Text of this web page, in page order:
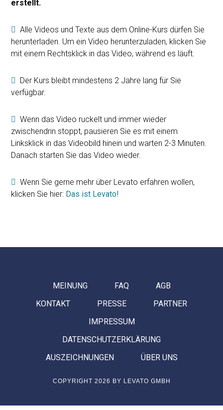
erstellt.
Alle Videos und Texte aus dem Online-Kurs dürfen Sie
herunterladen. Um ein Video herunterzuladen, klicken Sie
mit einem Rechtsklick in das Video, während es läuft.
Der Kurs bleibt mindestens 2 Jahre lang für Sie
verfügbar.
Wenn das Video ruckelt und immer wieder
zwischendrin stoppt, pausieren Sie es mit einem
Linksklick in das Videobild hinein und warten 2-3 Minuten.
Danach starten Sie das Video wieder.
Wenn Sie gerne mehr über Levato erfahren wollen,
klicken Sie hier: Das ist Levato!
MEINUNG FAQ
AGB
KONTAKT
PRESSE
PARTNER
IMPRESSUM
DATENSCHUTZERKLÄRUNG
AUSZEICHNUNGEN
ÜBER UNS
COPYRIGHT 2026 BY LEVATO GMBH